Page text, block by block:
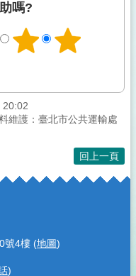
嗎?
20:02
維護：臺北市公共運輸處
回上一頁
號4樓 (地圖)
)